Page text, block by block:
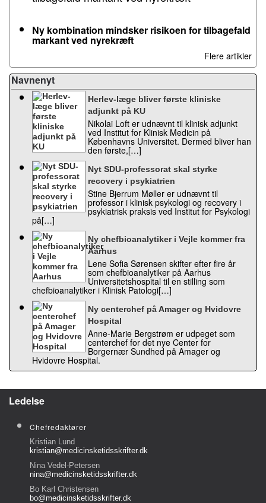
Ny kombination mindsker risikoen for tilbagefald
markant ved nyrekræft
Flere artikler
Navnenyt
Herlev-læge bliver første kliniske
adjunkt på KU
Nikolai Loft er udnævnt til klinisk adjunkt
ved Institut for Klinisk Medicin på
Københavns Universitet. Dermed bliver han
den første,[…]
Nyt SDU-professorat skal styrke
recovery i psykiatrien
Stine Bjerrum Møller er udnævnt til
professor i klinisk psykologi og recovery i
psykiatrisk praksis ved Institut for Psykologi
på[…]
Ny chefbioanalytiker i Vejle kommer fra
Aarhus
Lene Sofia Sørensen skifter efter fire år
som chefbioanalytiker på Aarhus
Universitetshospital til en stilling som
chefbioanalytiker i Klinisk Patologi[…]
Ny centerchef på Amager og Hvidovre
Hospital
Anne-Marie Bergstrøm er udpeget som
centerchef for det nye Center for
Borgernær Sundhed på Amager og
Hvidovre Hospital.
Ledelse
Chefredaktører
Kristian Lund
kristian@medicinsketidsskrifter.dk
Nina Vedel-Petersen
nina@medicinsketidsskrifter.dk
Bo Karl Christensen
bo@medicinsketidsskrifter.dk